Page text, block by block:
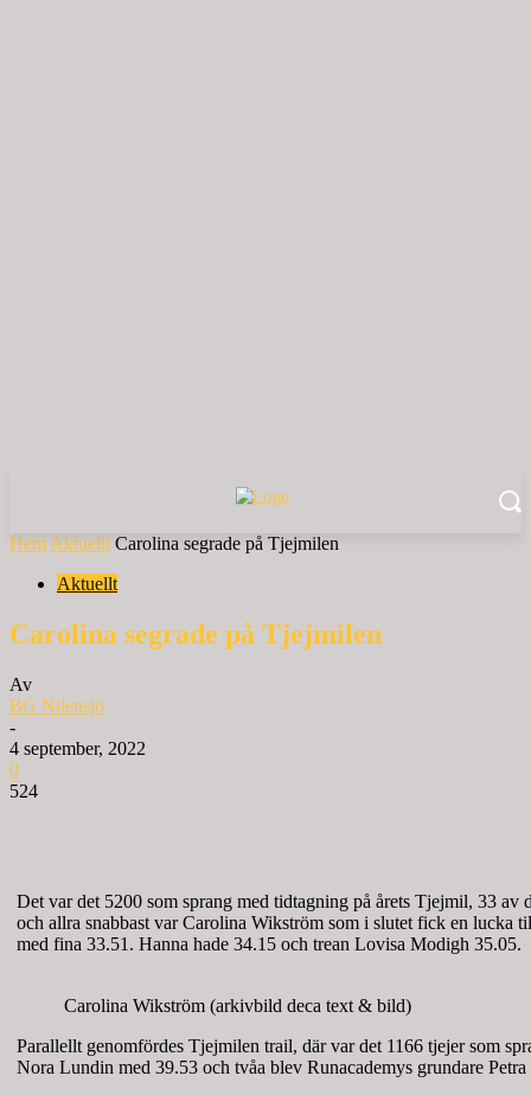
Hem Aktuellt Carolina segrade på Tjejmilen
Aktuellt
Carolina segrade på Tjejmilen
Av
BG Nilensjö
-
4 september, 2022
0
524
Det var det 5200 som sprang med tidtagning på årets Tjejmil, 33 av
och allra snabbast var Carolina Wikström som i slutet fick en lucka
med fina 33.51. Hanna hade 34.15 och trean Lovisa Modigh 35.05.
Carolina Wikström (arkivbild deca text & bild)
Parallellt genomfördes Tjejmilen trail, där var det 1166 tjejer som
Nora Lundin med 39.53 och tvåa blev Runacademys grundare